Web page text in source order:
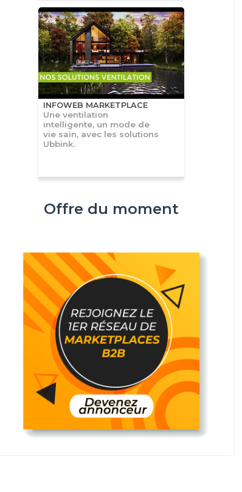
INFOWEB MARKETPLACE
Une ventilation
intelligente, un mode de
vie sain, avec les solutions
Ubbink.
Offre du moment